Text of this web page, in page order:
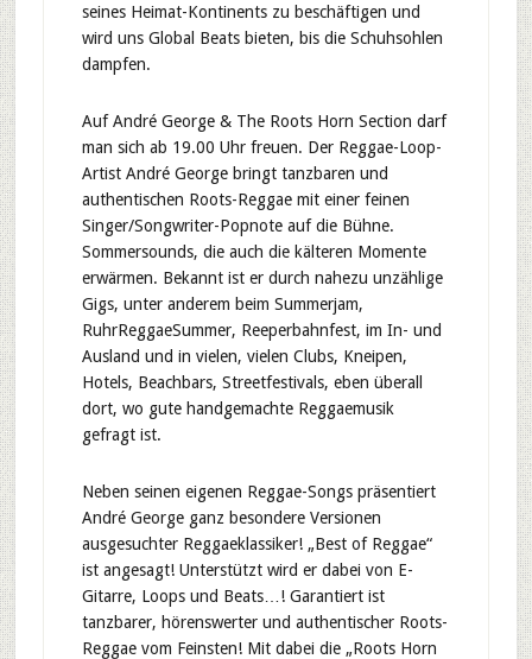
seines Heimat-Kontinents zu beschäftigen und
wird uns Global Beats bieten, bis die Schuhsohlen
dampfen.
Auf André George & The Roots Horn Section darf
man sich ab 19.00 Uhr freuen. Der Reggae-Loop-
Artist André George bringt tanzbaren und
authentischen Roots-Reggae mit einer feinen
Singer/Songwriter-Popnote auf die Bühne.
Sommersounds, die auch die kälteren Momente
erwärmen. Bekannt ist er durch nahezu unzählige
Gigs, unter anderem beim Summerjam,
RuhrReggaeSummer, Reeperbahnfest, im In- und
Ausland und in vielen, vielen Clubs, Kneipen,
Hotels, Beachbars, Streetfestivals, eben überall
dort, wo gute handgemachte Reggaemusik
gefragt ist.
Neben seinen eigenen Reggae-Songs präsentiert
André George ganz besondere Versionen
ausgesuchter Reggaeklassiker! „Best of Reggae“
ist angesagt! Unterstützt wird er dabei von E-
Gitarre, Loops und Beats…! Garantiert ist
tanzbarer, hörenswerter und authentischer Roots-
Reggae vom Feinsten! Mit dabei die „Roots Horn